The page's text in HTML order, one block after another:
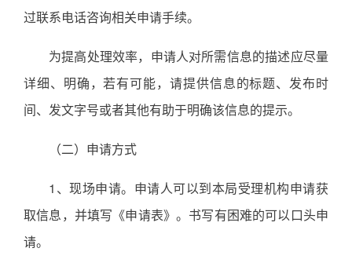
过联系电话咨询相关申请手续。
为提高处理效率，申请人对所需信息的描述应尽量
详细、明确，若有可能，请提供信息的标题、发布时
间、发文字号或者其他有助于明确该信息的提示。
（二）申请方式
1、现场申请。申请人可以到本局受理机构申请获
取信息，并填写《申请表》。书写有困难的可以口头申
请。